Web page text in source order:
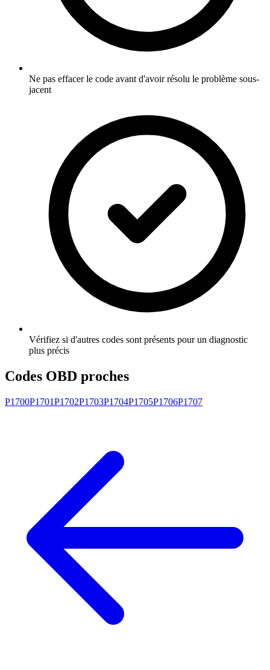
Ne pas effacer le code avant d'avoir résolu le problème sous-
jacent
Vérifiez si d'autres codes sont présents pour un diagnostic
plus précis
Codes OBD proches
P1700P1701P1702P1703P1704P1705P1706P1707